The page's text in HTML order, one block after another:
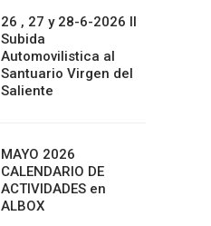
26 , 27 y 28-6-2026 II
Subida
Automovilistica al
Santuario Virgen del
Saliente
MAYO 2026
CALENDARIO DE
ACTIVIDADES en
ALBOX